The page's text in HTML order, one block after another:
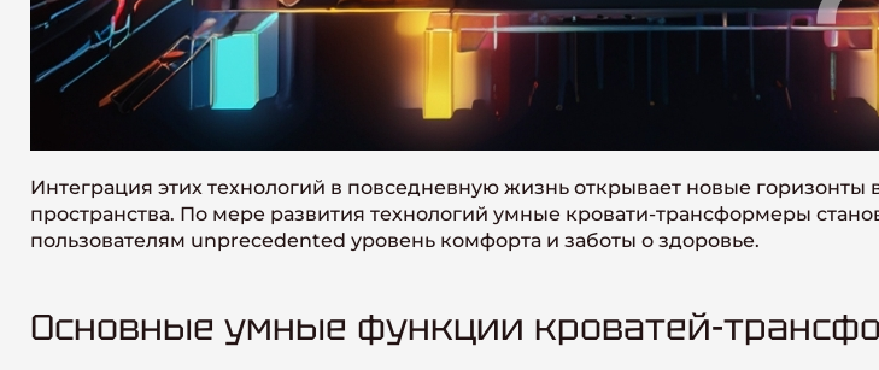
Интеграция этих технологий в повседневную жизнь открывает новые
пространства. По мере развития технологий умные кровати-трансформеры
пользователям unprecedented уровень комфорта и заботы о здоровье.
Основные умные функции кроватей-